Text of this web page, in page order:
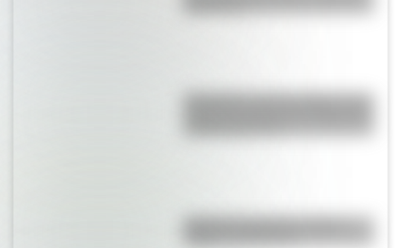
Efemérides del 6 de agosto: tres
Bandera de Bolivia: historia,